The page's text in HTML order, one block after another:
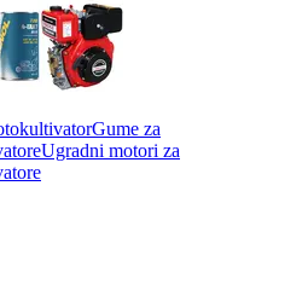
Gume za
Ugradni motori za